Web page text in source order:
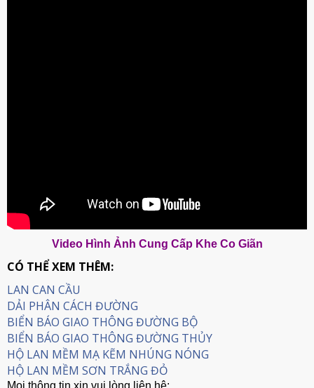
Video Hình Ảnh Cung Cấp Khe Co Giãn
CÓ THỂ XEM THÊM:
LAN CAN CẦU
DẢI PHÂN CÁCH ĐƯỜNG
BIỂN BÁO GIAO THÔNG ĐƯỜNG BỘ
BIỂN BÁO GIAO THÔNG ĐƯỜNG THỦY
HỘ LAN MỀM MẠ KẼM NHÚNG NÓNG
HỘ LAN MỀM SƠN TRẮNG ĐỎ
Mọi thông tin xin vui lòng liên hệ: